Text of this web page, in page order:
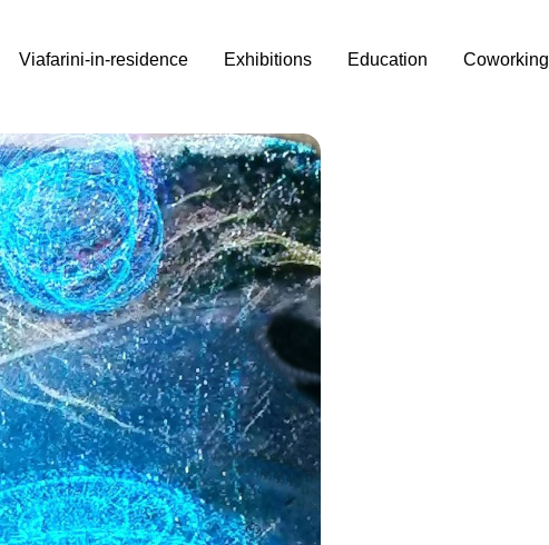
Viafarini-in-residence Exhibitions Education Coworking
Viafarini. A cura di Fiorella
Bricler, Hyun Cho, Calembour,
Floriani, Fiorella Fontana, Genuardi